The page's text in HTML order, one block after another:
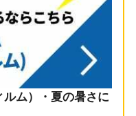
ム）・夏の暑さに